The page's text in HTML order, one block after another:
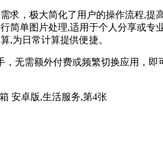
求，极大简化了用户的操作流程,提
简单图片处理,适用于个人分享或专业
,为日常计算提供便捷。
无需额外付费或频繁切换应用，